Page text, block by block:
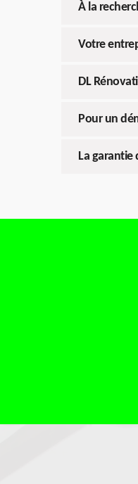
À la
Votre
DL
Pour un
La garantie